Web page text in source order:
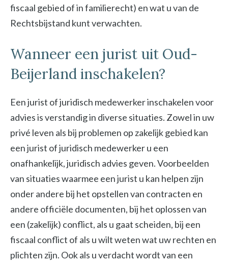
fiscaal gebied of in familierecht) en wat u van de
Rechtsbijstand kunt verwachten.
Wanneer een jurist uit Oud-
Beijerland inschakelen?
Een jurist of juridisch medewerker inschakelen voor
advies is verstandig in diverse situaties. Zowel in uw
privé leven als bij problemen op zakelijk gebied kan
een jurist of juridisch medewerker u een
onafhankelijk, juridisch advies geven. Voorbeelden
van situaties waarmee een jurist u kan helpen zijn
onder andere bij het opstellen van contracten en
andere officiële documenten, bij het oplossen van
een (zakelijk) conflict, als u gaat scheiden, bij een
fiscaal conflict of als u wilt weten wat uw rechten en
plichten zijn. Ook als u verdacht wordt van een